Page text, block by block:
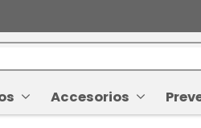
Accesorios